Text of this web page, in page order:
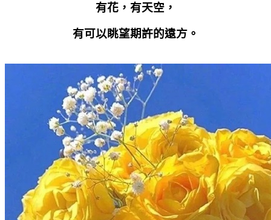
有花，有天空，
有可以眺望期許的遠方。